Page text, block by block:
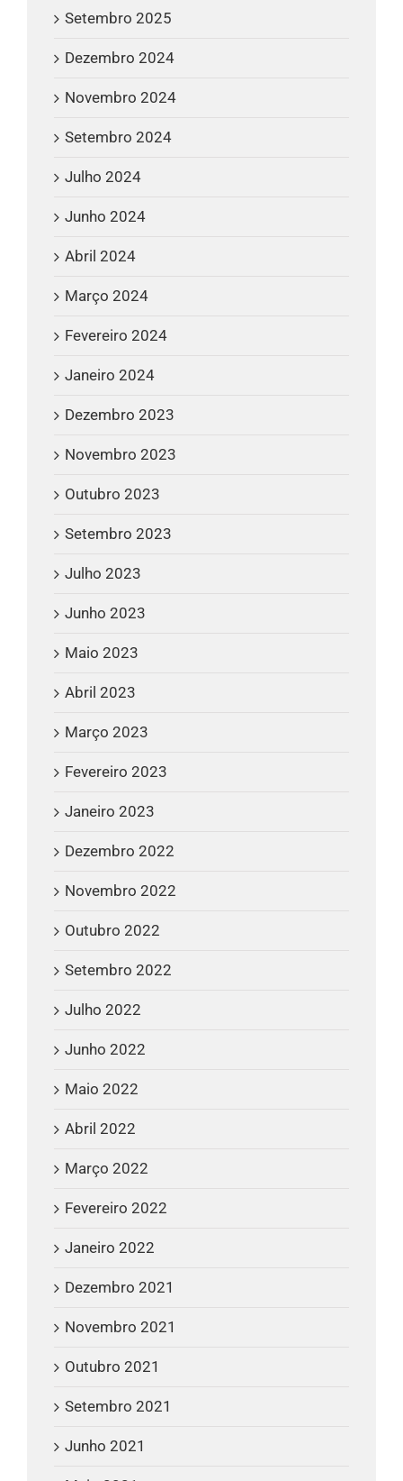
Setembro 2025
Dezembro 2024
Novembro 2024
Setembro 2024
Julho 2024
Junho 2024
Abril 2024
Março 2024
Fevereiro 2024
Janeiro 2024
Dezembro 2023
Novembro 2023
Outubro 2023
Setembro 2023
Julho 2023
Junho 2023
Maio 2023
Abril 2023
Março 2023
Fevereiro 2023
Janeiro 2023
Dezembro 2022
Novembro 2022
Outubro 2022
Setembro 2022
Julho 2022
Junho 2022
Maio 2022
Abril 2022
Março 2022
Fevereiro 2022
Janeiro 2022
Dezembro 2021
Novembro 2021
Outubro 2021
Setembro 2021
Junho 2021